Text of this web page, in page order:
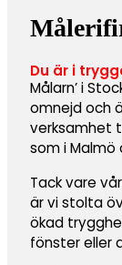
Du är i
Målarn’ i
omnejd och
verksamhet
som i
Tack vare
är vi stolta
ökad
fönster eller